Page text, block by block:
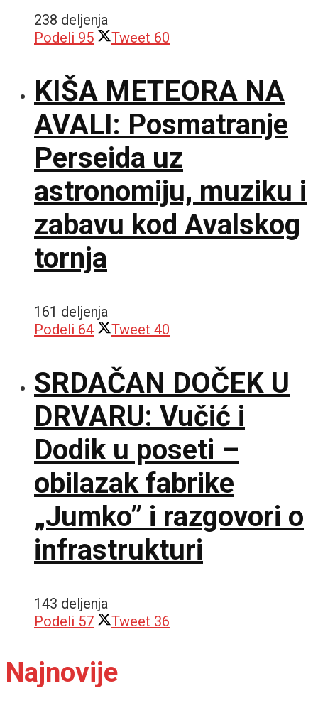
238 deljenja
Podeli 95 Tweet 60
KIŠA METEORA NA
AVALI: Posmatranje
Perseida uz
astronomiju, muziku i
zabavu kod Avalskog
tornja
161 deljenja
Podeli 64 Tweet 40
SRDAČAN DOČEK U
DRVARU: Vučić i
Dodik u poseti –
obilazak fabrike
„Jumko” i razgovori o
infrastrukturi
143 deljenja
Podeli 57 Tweet 36
Najnovije